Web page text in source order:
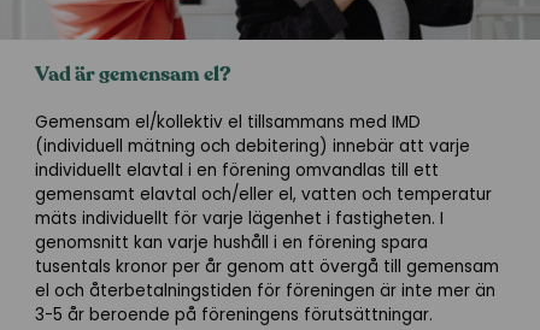
Vad är gemensam el?
Gemensam el/kollektiv el tillsammans med IMD
(individuell mätning och debitering) innebär att varje
individuellt elavtal i en förening omvandlas till ett
gemensamt elavtal och/eller el, vatten och temperatur
mäts individuellt för varje lägenhet i fastigheten. I
genomsnitt kan varje hushåll i en förening spara
tusentals kronor per år genom att övergå till gemensam
el och återbetalningstiden för föreningen är inte mer än
3-5 år beroende på föreningens förutsättningar.